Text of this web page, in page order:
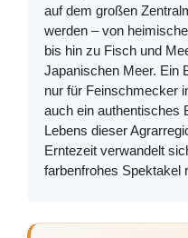
auf dem großen
werden – von
bis hin zu Fisch und
Japanischen Meer. Ein
nur für Feinschmecker
auch ein authentisches
Lebens dieser
Erntezeit verwandelt
farbenfrohes Spektakel